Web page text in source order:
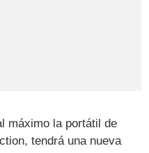
máximo la portátil de
tendrá una nueva